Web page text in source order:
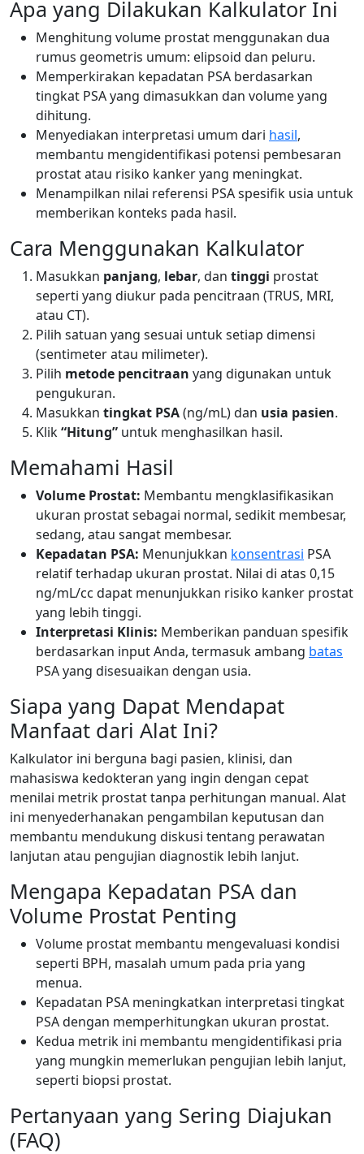
Apa yang Dilakukan Kalkulator Ini
Menghitung volume prostat menggunakan dua
rumus geometris umum: elipsoid dan peluru.
Memperkirakan kepadatan PSA berdasarkan
tingkat PSA yang dimasukkan dan volume yang
dihitung.
Menyediakan interpretasi umum dari hasil,
membantu mengidentifikasi potensi pembesaran
prostat atau risiko kanker yang meningkat.
Menampilkan nilai referensi PSA spesifik usia untuk
memberikan konteks pada hasil.
Cara Menggunakan Kalkulator
Masukkan panjang, lebar, dan tinggi prostat
seperti yang diukur pada pencitraan (TRUS, MRI,
atau CT).
Pilih satuan yang sesuai untuk setiap dimensi
(sentimeter atau milimeter).
Pilih metode pencitraan yang digunakan untuk
pengukuran.
Masukkan tingkat PSA(ng/mL) dan usia pasien.
Klik“Hitung” untuk menghasilkan hasil.
Memahami Hasil
Volume Prostat: Membantu mengklasifikasikan
ukuran prostat sebagai normal, sedikit membesar,
sedang, atau sangat membesar.
Kepadatan PSA: Menunjukkan konsentrasi PSA
relatif terhadap ukuran prostat. Nilai di atas 0,15
ng/mL/cc dapat menunjukkan risiko kanker prostat
yang lebih tinggi.
Interpretasi Klinis: Memberikan panduan spesifik
berdasarkan input Anda, termasuk ambang batas
PSA yang disesuaikan dengan usia.
Siapa yang Dapat Mendapat
Manfaat dari Alat Ini?
Kalkulator ini berguna bagi pasien, klinisi, dan
mahasiswa kedokteran yang ingin dengan cepat
menilai metrik prostat tanpa perhitungan manual. Alat
ini menyederhanakan pengambilan keputusan dan
membantu mendukung diskusi tentang perawatan
lanjutan atau pengujian diagnostik lebih lanjut.
Mengapa Kepadatan PSA dan
Volume Prostat Penting
Volume prostat membantu mengevaluasi kondisi
seperti BPH, masalah umum pada pria yang
menua.
Kepadatan PSA meningkatkan interpretasi tingkat
PSA dengan memperhitungkan ukuran prostat.
Kedua metrik ini membantu mengidentifikasi pria
yang mungkin memerlukan pengujian lebih lanjut,
seperti biopsi prostat.
Pertanyaan yang Sering Diajukan
(FAQ)